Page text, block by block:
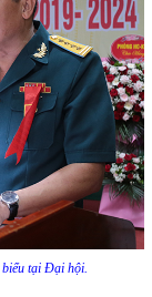
tại Đại hội.